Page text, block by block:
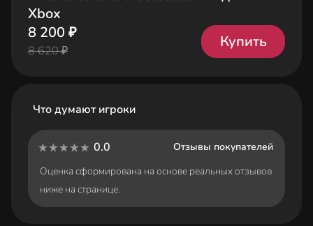
Xbox
8 200 ₽
8 620 ₽
Купить
Что думают игроки
0.0
Отзывы покупателей
Оценка сформирована на основе реальных отзывов
ниже на странице.